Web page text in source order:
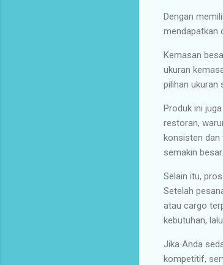
Dengan
mendapatkan
Kemasan
ukuran
pilihan ukuran
Produk ini
restoran,
konsisten dan
semakin besar.
Selain itu,
Setelah
atau cargo
kebutuhan,
Jika Anda
kompetitif,